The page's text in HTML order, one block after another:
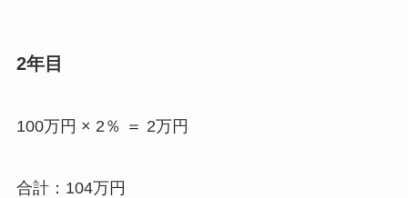
2年目
100万円 × 2％ ＝ 2万円
合計：104万円